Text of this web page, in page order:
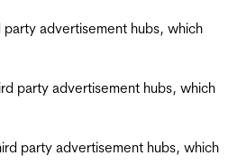
advertisement hubs, which
party advertisement hubs, which
party advertisement hubs, which